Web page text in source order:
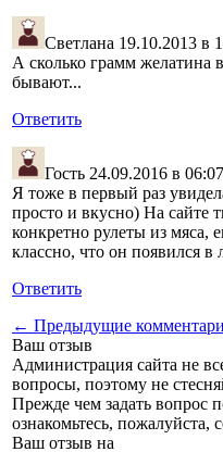
Светлана 19.10.2013 в
А сколько грамм желатина
бывают...
Ответить
Гость 24.09.2016 в 06:07
Я тоже в первый раз
просто и вкусно) На сайте
конкретно рулеты из мяса,
классно, что он появился
Ответить
← Предыдущие
Ваш отзыв
Администрация сайта не
вопросы, поэтому не
Прежде чем задать вопрос
ознакомьтесь, пожалуйста,
Ваш отзыв на